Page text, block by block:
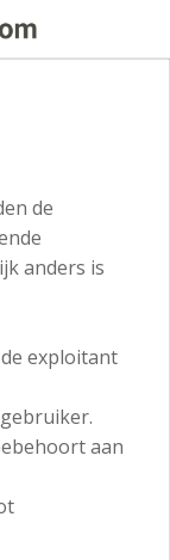
de
anders is
exploitant
aan